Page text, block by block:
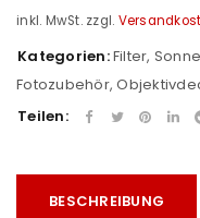
inkl. MwSt. zzgl.
Kategorien:Filter,
Fotozubehör,
Teilen:
BESCHREIBUNG